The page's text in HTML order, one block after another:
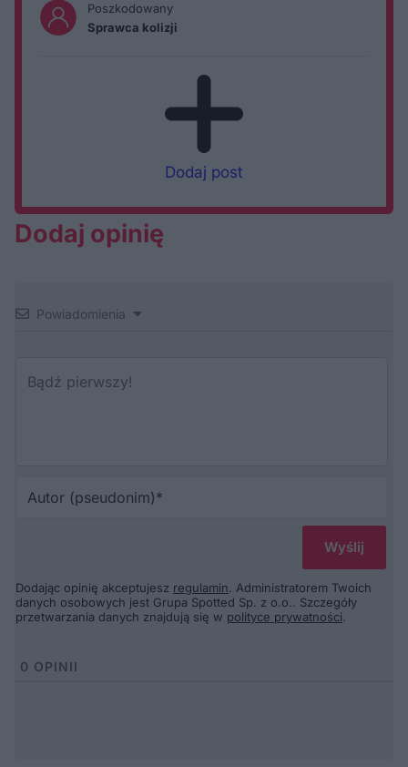
Poszkodowany
Sprawca kolizji
Dodaj post
Dodaj opinię
Powiadomienia
Dodając opinię akceptujesz regulamin. Administratorem Twoich
danych osobowych jest Grupa Spotted Sp. z o.o.. Szczegóły
przetwarzania danych znajdują się w polityce prywatności.
0 OPINII